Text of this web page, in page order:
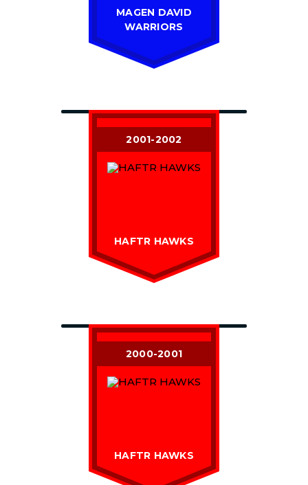
MAGEN DAVID
WARRIORS
2001-2002
HAFTR HAWKS
2000-2001
HAFTR HAWKS